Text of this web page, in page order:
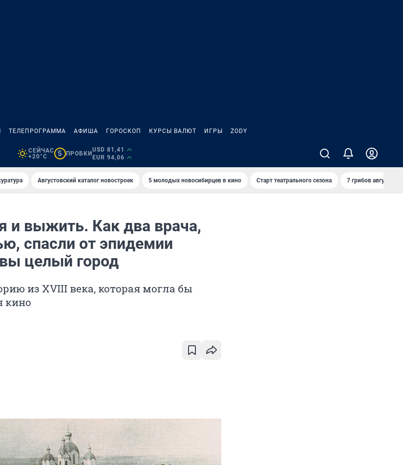
ТЕЛЕПРОГРАММА АФИША ГОРОСКОП КУРСЫ ВАЛЮТ ИГРЫ ZODY
СЕЙЧАС
+20°C
5 ПРОБКИ
USD 81,41
EUR 94,06
Августовский каталог новостроек 5 молодых новосибирцев в кино Старт театрального сезона 7 грибов августа
и выжить. Как два врача,
спасли от эпидемии
целый город
из XVIII века, которая могла бы
кино